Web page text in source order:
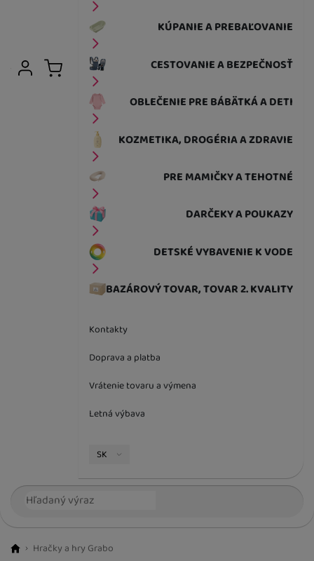
KÚPANIE A PREBAĽOVANIE
CESTOVANIE A BEZPEČNOSŤ
OBLEČENIE PRE BÁBÄTKÁ A DETI
KOZMETIKA, DROGÉRIA A ZDRAVIE
PRE MAMIČKY A TEHOTNÉ
DARČEKY A POUKAZY
DETSKÉ VYBAVENIE K VODE
BAZÁROVÝ TOVAR, TOVAR 2. KVALITY
Kontakty
Doprava a platba
Vrátenie tovaru a výmena
Letná výbava
Jazyková verzia
SK
Vyhľadávanie
Užívateľská sekcia
Prihlásiť sa
Košík
Hračky a hry Grabo